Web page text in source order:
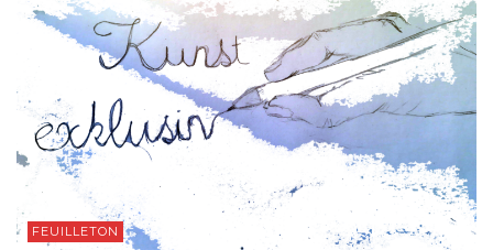
FEUILLETON